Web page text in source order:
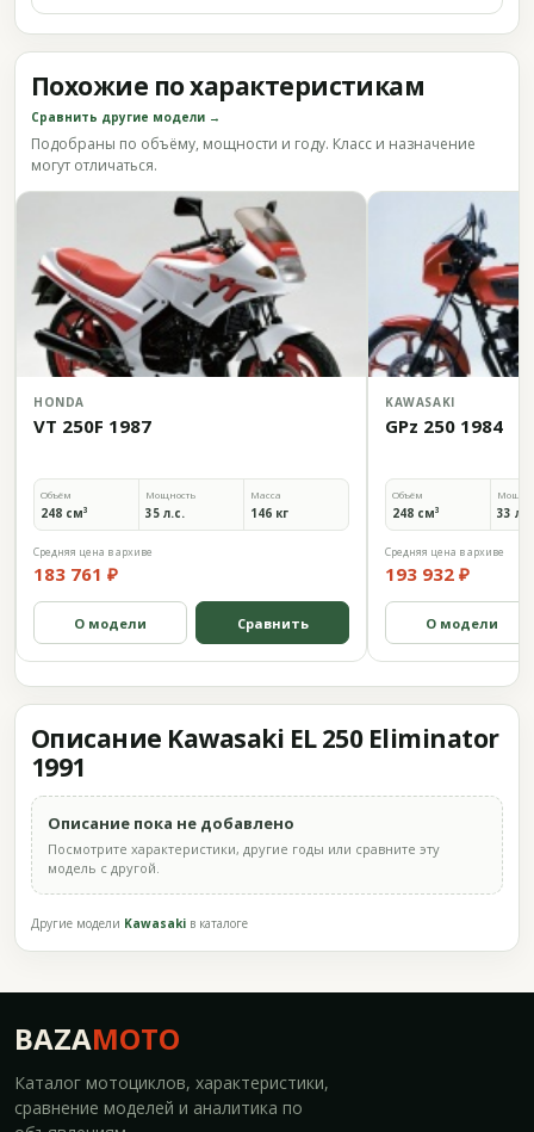
Похожие по характеристикам
Сравнить другие модели →
Подобраны по объёму, мощности и году. Класс и назначение
могут отличаться.
HONDA
VT 250F 1987
Объём
248 см³
Мощность
35 л.с.
Масса
146 кг
Средняя цена в архиве
183 761 ₽
О модели Сравнить
KAWASAKI
GPz 250 1984
Объём
248 см³ 33
Средняя цена в архиве
193 932 ₽
О модели
Описание Kawasaki EL 250 Eliminator
1991
Описание пока не добавлено
Посмотрите характеристики, другие годы или сравните эту
модель с другой.
Другие модели Kawasaki в каталоге
BAZAMOTO
Каталог мотоциклов, характеристики,
сравнение моделей и аналитика по